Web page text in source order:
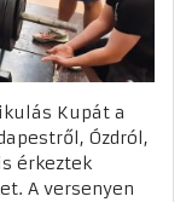
Kupát a
Ózdról,
érkeztek
A versenyen